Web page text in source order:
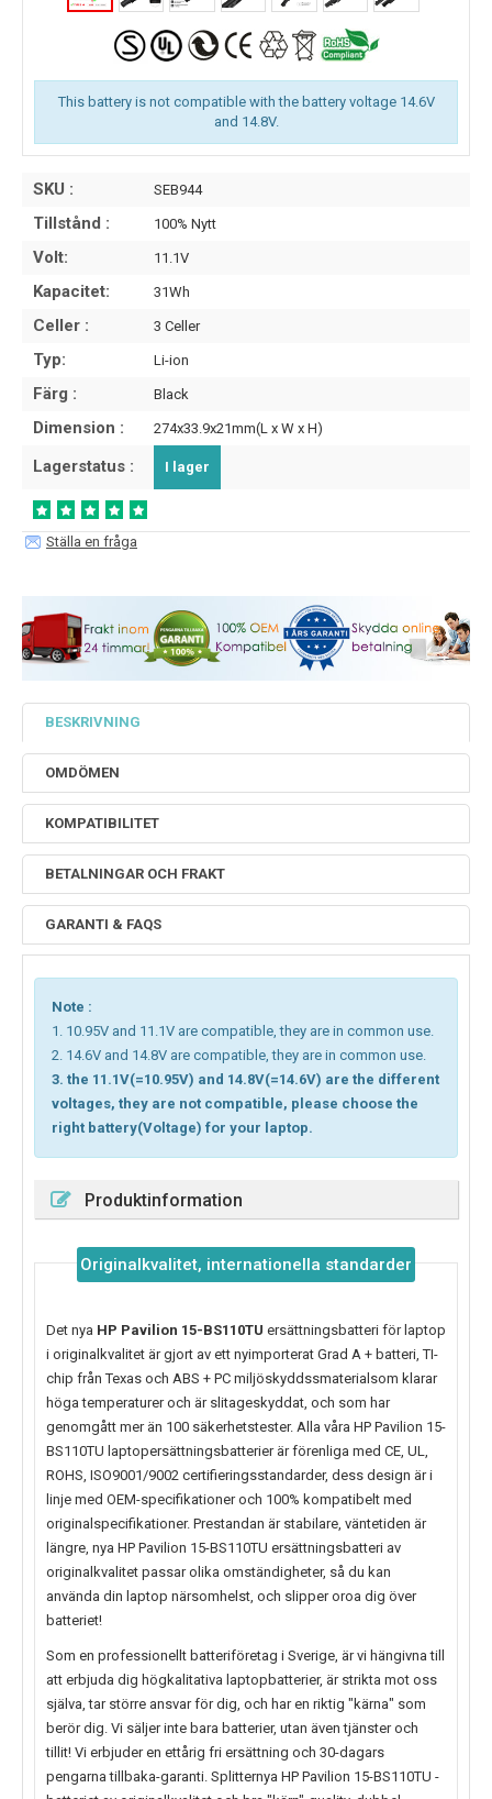
This battery is not compatible with the battery voltage 14.6V
and 14.8V.
SKU : SEB944
Tillstånd : 100% Nytt
Volt: 11.1V
Kapacitet: 31Wh
Celler : 3 Celler
Typ: Li-ion
Färg : Black
Dimension : 274x33.9x21mm(L x W x H)
Lagerstatus : I lager
Ställa en fråga
BESKRIVNING
OMDÖMEN
KOMPATIBILITET
BETALNINGAR OCH FRAKT
GARANTI & FAQS
Note :
1. 10.95V and 11.1V are compatible, they are in common use.
2. 14.6V and 14.8V are compatible, they are in common use.
3. the 11.1V(=10.95V) and 14.8V(=14.6V) are the different
voltages, they are not compatible, please choose the
right battery(Voltage) for your laptop.
Produktinformation
Originalkvalitet, internationella standarder
Det nya HP Pavilion 15-BS110TU ersättningsbatteri för laptop
i originalkvalitet är gjort av ett nyimporterat Grad A + batteri, TI-
chip från Texas och ABS + PC miljöskyddssmaterialsom klarar
höga temperaturer och är slitageskyddat, och som har
genomgått mer än 100 säkerhetstester. Alla våra HP Pavilion 15-
BS110TU laptopersättningsbatterier är förenliga med CE, UL,
ROHS, ISO9001/9002 certifieringsstandarder, dess design är i
linje med OEM-specifikationer och 100% kompatibelt med
originalspecifikationer. Prestandan är stabilare, väntetiden är
längre, nya HP Pavilion 15-BS110TU ersättningsbatteri av
originalkvalitet passar olika omständigheter, så du kan
använda din laptop närsomhelst, och slipper oroa dig över
batteriet!
Som en professionellt batteriföretag i Sverige, är vi hängivna till
att erbjuda dig högkalitativa laptopbatterier, är strikta mot oss
själva, tar större ansvar för dig, och har en riktig "kärna" som
berör dig. Vi säljer inte bara batterier, utan även tjänster och
tillit! Vi erbjuder en ettårig fri ersättning och 30-dagars
pengarna tillbaka-garanti. Splitternya HP Pavilion 15-BS110TU -